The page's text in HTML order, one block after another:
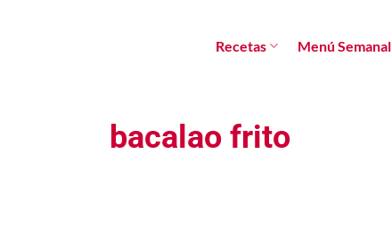
Recetas Menú Semanal
bacalao frito